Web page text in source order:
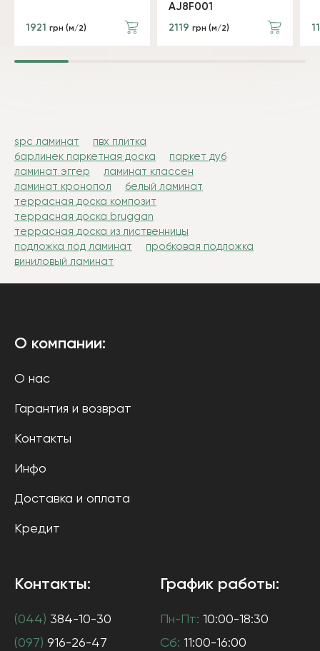
1921 грн (м/2)
AJ8F001
2119 грн (м/2)
spc ламинат
пвх плитка
барлинек паркетная доска
паркет дуб
ламинат эггер
ламинат классен
ламинат кронопол
белый ламинат
террасная доска композит
террасная доска bruggan
террасная доска из лиственницы
подложка под ламинат
пробковая подложка
виниловый ламинат
О компании:
О нас
Гарантия и возврат
Контакты
Инфо
Доставка и оплата
Кредит
Контакты:
(044) 384-10-30
(097) 916-26-47
График работы:
Пн-Пт: 10:00-18:30
Сб: 11:00-16:00